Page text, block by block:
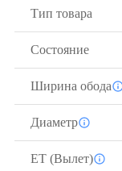
Тип товара
Состояние
Ширина обода
Диаметр
ЕТ (Вылет)